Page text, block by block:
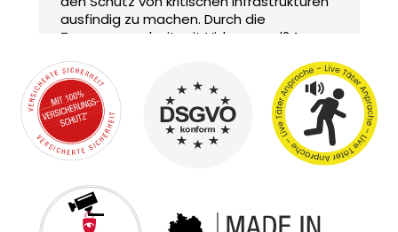
ausfindig zu machen. Durch die
Zusammenarbeit mit Videoguard24
und erfüllt unsere Erwartungshaltung in
allen Blickwinkeln.“